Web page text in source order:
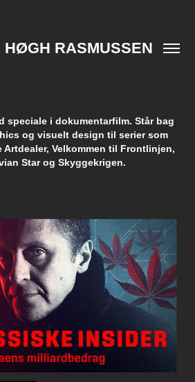
HØGH RASMUSSEN
speciale i dokumentarfilm. Står bag
og visuelt design til serier som
Velkommen til Frontlinjen,
Star og Skyggekrigen.
speciale i dokumentarfilm. Står bag
og visuelt design til serier som
Velkommen til Frontlinjen,
Star og Skyggekrigen.